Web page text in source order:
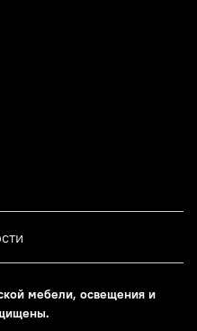
мебели, освещения и